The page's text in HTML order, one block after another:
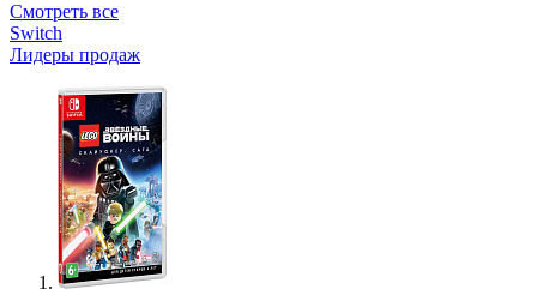
Смотреть все
Switch
Лидеры продаж